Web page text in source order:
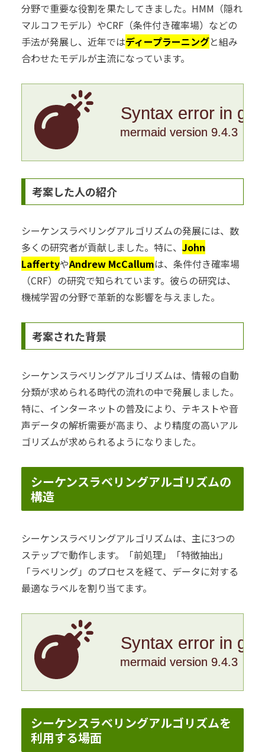
分野で重要な役割を果たしてきました。HMM（隠れ
マルコフモデル）やCRF（条件付き確率場）などの
手法が発展し、近年ではディープラーニングと組み
合わせたモデルが主流になっています。
Syntax error in
mermaid version 9.4.3
考案した人の紹介
シーケンスラベリングアルゴリズムの発展には、数
多くの研究者が貢献しました。特に、 John
LaffertyやAndrew McCallumは、条件付き確率場
（CRF）の研究で知られています。彼らの研究は、
機械学習の分野で革新的な影響を与えました。
考案された背景
シーケンスラベリングアルゴリズムは、情報の自動
分類が求められる時代の流れの中で発展しました。
特に、インターネットの普及により、テキストや音
声データの解析需要が高まり、より精度の高いアル
ゴリズムが求められるようになりました。
シーケンスラベリングアルゴリズムの
構造
シーケンスラベリングアルゴリズムは、主に3つの
ステップで動作します。「前処理」「特徴抽出」
「ラベリング」のプロセスを経て、データに対する
最適なラベルを割り当てます。
Syntax error in
mermaid version 9.4.3
シーケンスラベリングアルゴリズムを
利用する場面